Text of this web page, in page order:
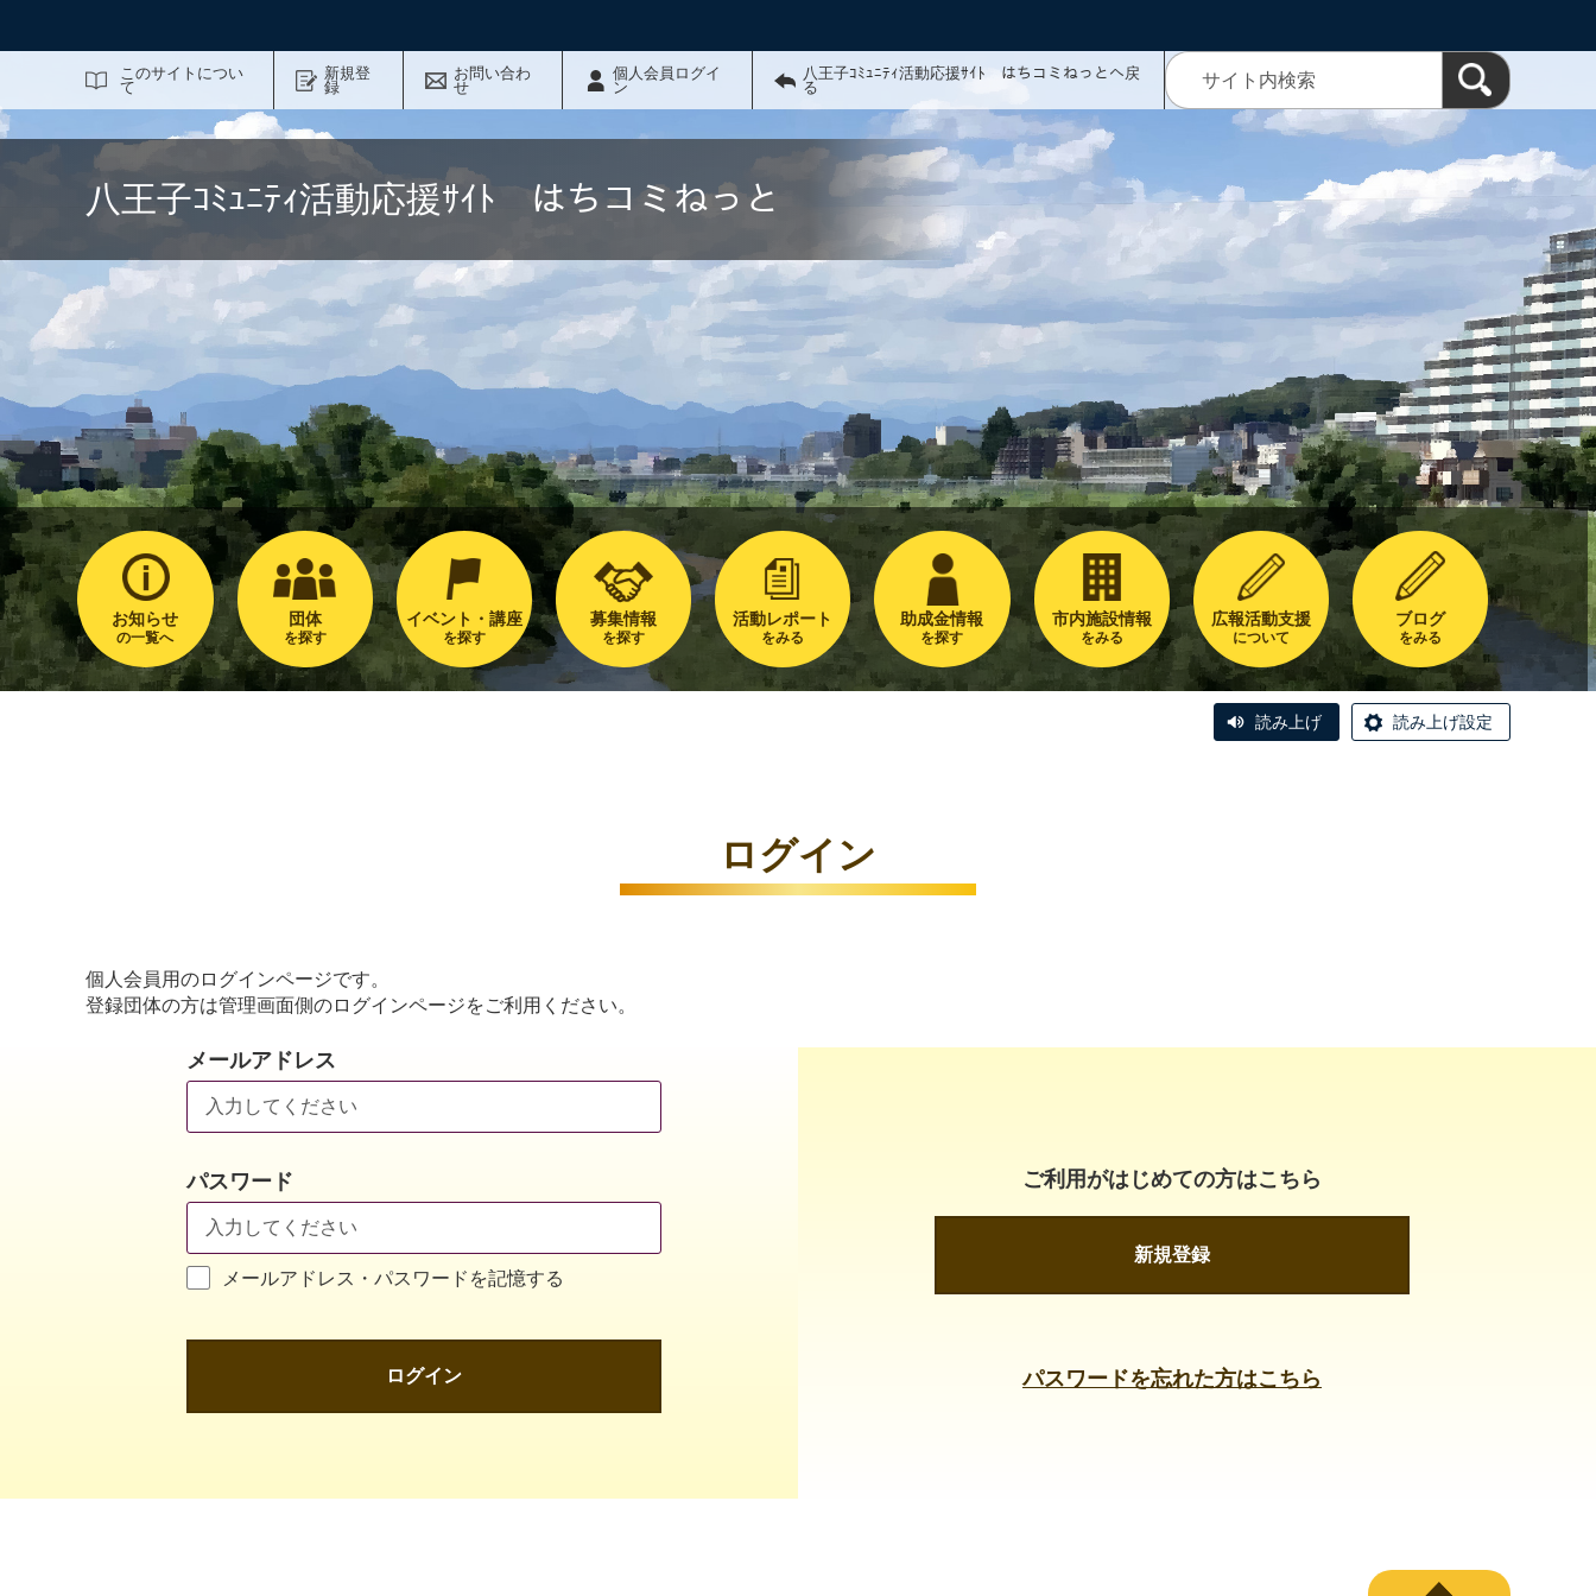
このサイトについ
て
新規登
録
お問い合わ
せ
個人会員ログイ
ン
八王子ｺﾐｭﾆﾃｨ活動応援ｻｲﾄ はちコミねっとへ戻
る
八王子ｺﾐｭﾆﾃｨ活動応援ｻｲﾄ はちコミねっと
お知らせ
の一覧へ
団体
を探す
イベント・講座
を探す
募集情報
を探す
活動レポート
をみる
助成金情報
を探す
市内施設情報
をみる
広報活動支援
について
ブログ
をみる
読み上げ 読み上げ設定
ログイン
個人会員用のログインページです。
登録団体の方は管理画面側のログインページをご利用ください。
メールアドレス
パスワード
メールアドレス・パスワードを記憶する
ログイン
ご利用がはじめての方はこちら
新規登録
パスワードを忘れた方はこちら